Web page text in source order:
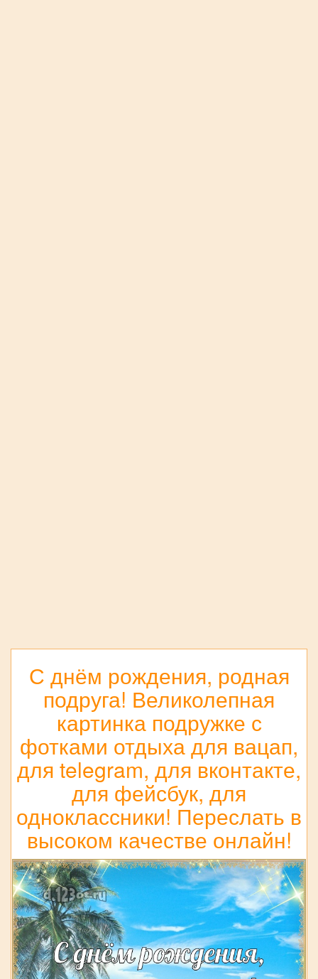
С днём рождения, родная
подруга! Великолепная
картинка подружке с
фотками отдыха для вацап,
для telegram, для вконтакте,
для фейсбук, для
одноклассники! Переслать в
высоком качестве онлайн!